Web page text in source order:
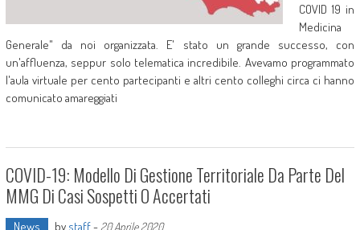
COVID 19 in
Medicina
Generale" da noi organizzata. E' stato un grande successo, con
un'affluenza, seppur solo telematica incredibile. Avevamo programmato
l'aula virtuale per cento partecipanti e altri cento colleghi circa ci hanno
comunicato amareggiati
COVID-19: Modello Di Gestione Territoriale Da Parte Del
MMG Di Casi Sospetti O Accertati
News by staff- 20 Aprile 2020